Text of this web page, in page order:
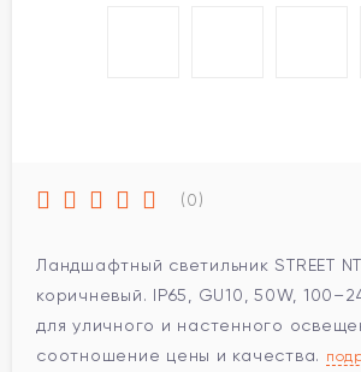
(0)
Ландшафтный светильник STREET
коричневый. IP65, GU10, 50W,
для уличного и настенного
соотношение цены и качества.